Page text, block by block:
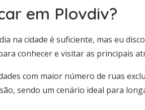
em Plovdiv?
na cidade é suficiente, mas eu
conhecer e visitar as principais
com maior número de ruas
sendo um cenário ideal para